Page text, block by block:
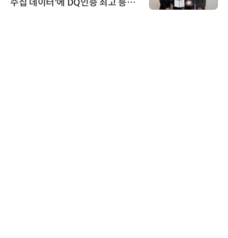
수집 데이터'에 DQ인증 최고 등급